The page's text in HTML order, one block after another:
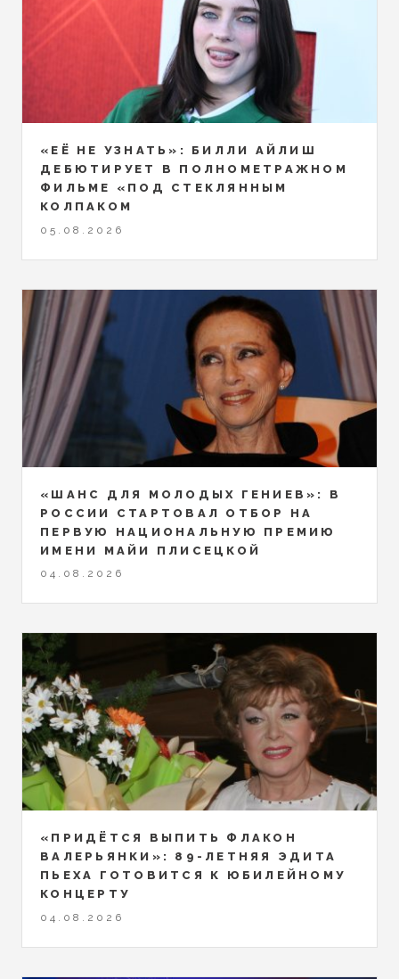
«ЕЁ НЕ УЗНАТЬ»: БИЛЛИ АЙЛИШ
ДЕБЮТИРУЕТ В ПОЛНОМЕТРАЖНОМ
ФИЛЬМЕ «ПОД СТЕКЛЯННЫМ
КОЛПАКОМ
05.08.2026
«ШАНС ДЛЯ МОЛОДЫХ ГЕНИЕВ»: В
РОССИИ СТАРТОВАЛ ОТБОР НА
ПЕРВУЮ НАЦИОНАЛЬНУЮ ПРЕМИЮ
ИМЕНИ МАЙИ ПЛИСЕЦКОЙ
04.08.2026
«ПРИДЁТСЯ ВЫПИТЬ ФЛАКОН
ВАЛЕРЬЯНКИ»: 89-ЛЕТНЯЯ ЭДИТА
ПЬЕХА ГОТОВИТСЯ К ЮБИЛЕЙНОМУ
КОНЦЕРТУ
04.08.2026